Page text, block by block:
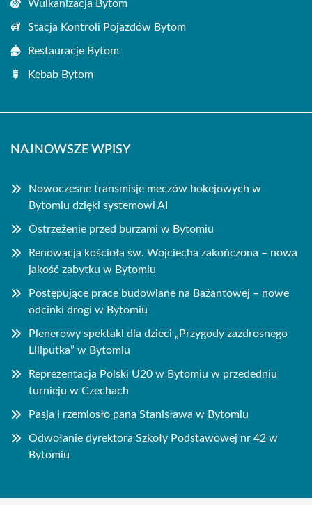
Wulkanizacja Bytom
Stacja Kontroli Pojazdów Bytom
Restauracje Bytom
Kebab Bytom
NAJNOWSZE WPISY
Nowoczesne transmisje meczów hokejowych w
Bytomiu dzięki systemowi AI
Ostrzeżenie przed burzami w Bytomiu
Renowacja kościoła św. Wojciecha zakończona – nowa
jakość zabytku w Bytomiu
Postępujące prace budowlane na Bażantowej – nowe
odcinki drogi w Bytomiu
Plenerowy spektakl dla dzieci „Przygody zazdrosnego
Liliputka” w Bytomiu
Reprezentacja Polski U20 w Bytomiu w przededniu
turnieju w Czechach
Pasja i rzemiosło pana Stanisława w Bytomiu
Odwołanie dyrektora Szkoły Podstawowej nr 42 w
Bytomiu